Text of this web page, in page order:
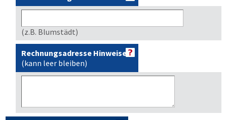
(z.B. Blumstädt)
Rechnungsadresse Hinweise
(kann leer bleiben)